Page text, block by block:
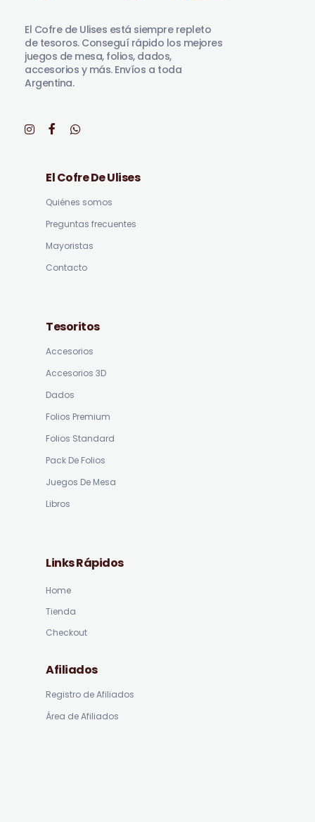
El Cofre de Ulises está siempre repleto
de tesoros. Conseguí rápido los mejores
juegos de mesa, folios, dados,
accesorios y más. Envíos a toda
Argentina.
El Cofre De Ulises
Quiénes somos
Preguntas frecuentes
Mayoristas
Contacto
Tesoritos
Accesorios
Accesorios 3D
Dados
Folios Premium
Folios Standard
Pack De Folios
Juegos De Mesa
Libros
Links Rápidos
Home
Tienda
Checkout
Afiliados
Registro de Afiliados
Área de Afiliados